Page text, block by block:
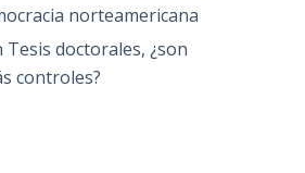
norteamericana
Tesis doctorales, ¿son
controles?